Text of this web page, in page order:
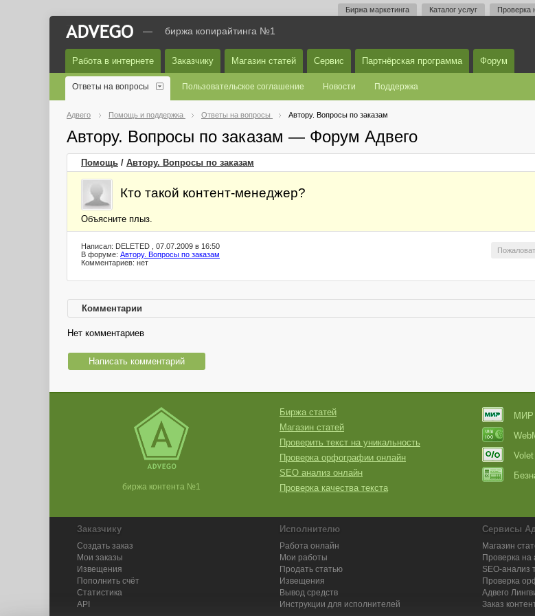
Биржа маркетинга Каталог услуг Проверка
— биржа копирайтинга №1
Работа в интернете Заказчику Магазин статей Сервис Партнёрская программа Форум
Ответы на вопросы Пользовательское соглашение Новости Поддержка
Адвего Помощь и поддержка Ответы на вопросы Автору. Вопросы по заказам
Автору. Вопросы по заказам — Форум Адвего
Помощь / Автору. Вопросы по заказам
Кто такой контент-менеджер?
Объясните плыз.
Написал: DELETED , 07.07.2009 в 16:50
В форуме: Автору. Вопросы по заказам
Комментариев: нет
Комментарии
Нет комментариев
Написать комментарий
биржа контента №1
Биржа статей
Магазин статей
Проверить текст на уникальность
Проверка орфографии онлайн
SEO анализ онлайн
Проверка качества текста
МИР
Volet
Заказчику
Создать заказ
Мои заказы
Извещения
Пополнить счёт
Статистика
API
Исполнителю
Работа онлайн
Мои работы
Продать статью
Извещения
Вывод средств
Инструкции для исполнителей
Сервисы
Магазин
Проверка на
SEO-анализ
Проверка
Адвего
Заказ